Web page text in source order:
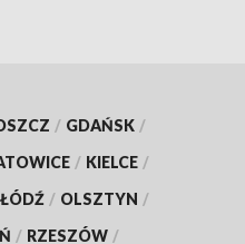
/ GDAŃSK /
/ KIELCE /
ŁÓDŹ / OLSZTYN /
/ RZESZÓW /